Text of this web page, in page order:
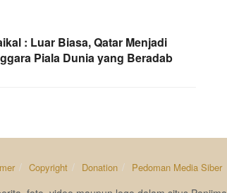
: Luar Biasa, Qatar Menjadi
Piala Dunia yang Beradab
Copyright Donation Pedoman Media Siber